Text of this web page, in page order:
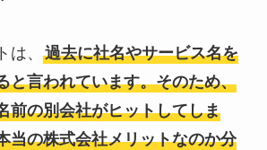
は、 過去に社名やサービス名を
と言われています。そのため、
前の別会社がヒットしてしま
当の株式会社メリットなのか分